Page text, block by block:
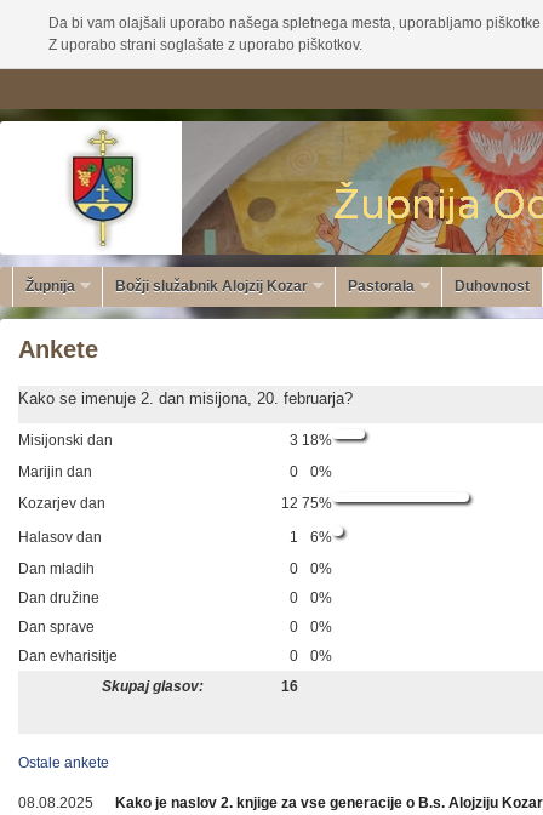
Da bi vam olajšali uporabo našega spletnega mesta, uporabljamo
Z uporabo strani soglašate z uporabo piškotkov.
Župnija Božji služabnik Alojzij Kozar Pastorala Duhovnost
Ankete
Kako se imenuje 2. dan misijona, 20. februarja?
Misijonski dan 3 18%
Marijin dan
0
0%
Kozarjev dan
12 75%
Halasov dan
1
6%
Dan mladih
0
0%
Dan družine
0
0%
Dan sprave
0
0%
Dan evharisitje
0
0%
Skupaj glasov:
16
Ostale ankete
08.08.2025
Kako je naslov 2. knjige za vse generacije o B.s. Alojziju